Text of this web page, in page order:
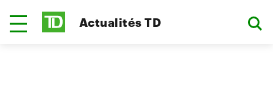
Actualités TD